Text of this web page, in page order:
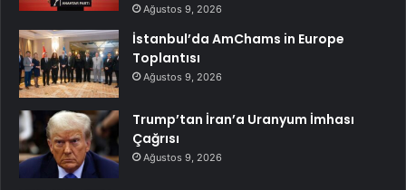
Ağustos 9, 2026
İstanbul’da AmChams in Europe
Toplantısı
Ağustos 9, 2026
Trump’tan İran’a Uranyum İmhası
Çağrısı
Ağustos 9, 2026